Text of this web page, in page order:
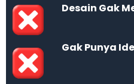
Desain Gak
Gak Punya